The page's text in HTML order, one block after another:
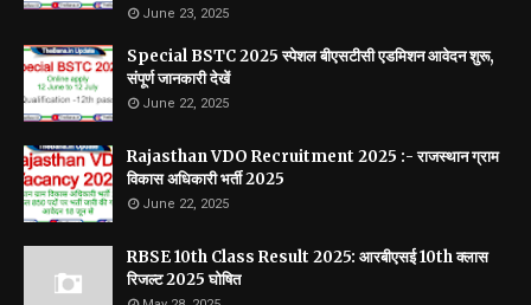
June 23, 2025
Special BSTC 2025 स्पेशल बीएसटीसी एडमिशन आवेदन शुरू,
संपूर्ण जानकारी देखें
June 22, 2025
Rajasthan VDO Recruitment 2025 :- राजस्थान ग्राम
विकास अधिकारी भर्ती 2025
June 22, 2025
RBSE 10th Class Result 2025: आरबीएसई 10th क्लास
रिजल्ट 2025 घोषित